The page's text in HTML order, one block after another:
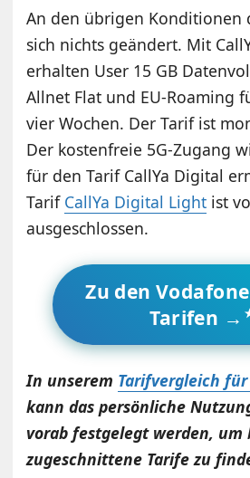
An den übrigen Konditionen
sich nichts geändert. Mit
erhalten User 15 GB
Allnet Flat und EU-Roaming
vier Wochen. Der Tarif ist
Der kostenfreie 5G-Zugang
für den Tarif CallYa Digital
Tarif CallYa Digital Light ist
ausgeschlossen.
Zu den
Tarifen →
In unserem Tarifvergleich
kann das persönliche
vorab festgelegt werden, um
zugeschnittene Tarife zu